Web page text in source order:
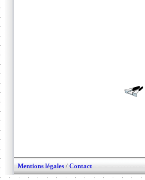
Mentions légales / Contact